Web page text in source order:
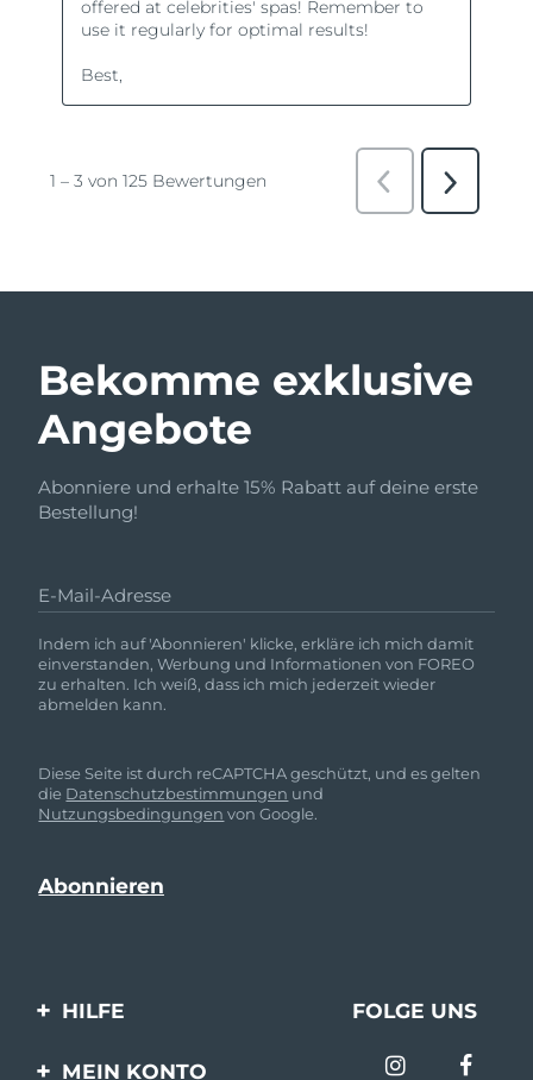
Bekomme exklusive
Angebote
Abonniere und erhalte 15% Rabatt auf deine erste
Bestellung!
E-Mail-Adresse
Indem ich auf 'Abonnieren' klicke, erkläre ich mich damit
einverstanden, Werbung und Informationen von FOREO
zu erhalten. Ich weiß, dass ich mich jederzeit wieder
abmelden kann.
Diese Seite ist durch reCAPTCHA geschützt, und es gelten
die Datenschutzbestimmungen und
Nutzungsbedingungen von Google.
HILFE
Kontaktiere uns
FOLGE UNS
MEIN KONTO